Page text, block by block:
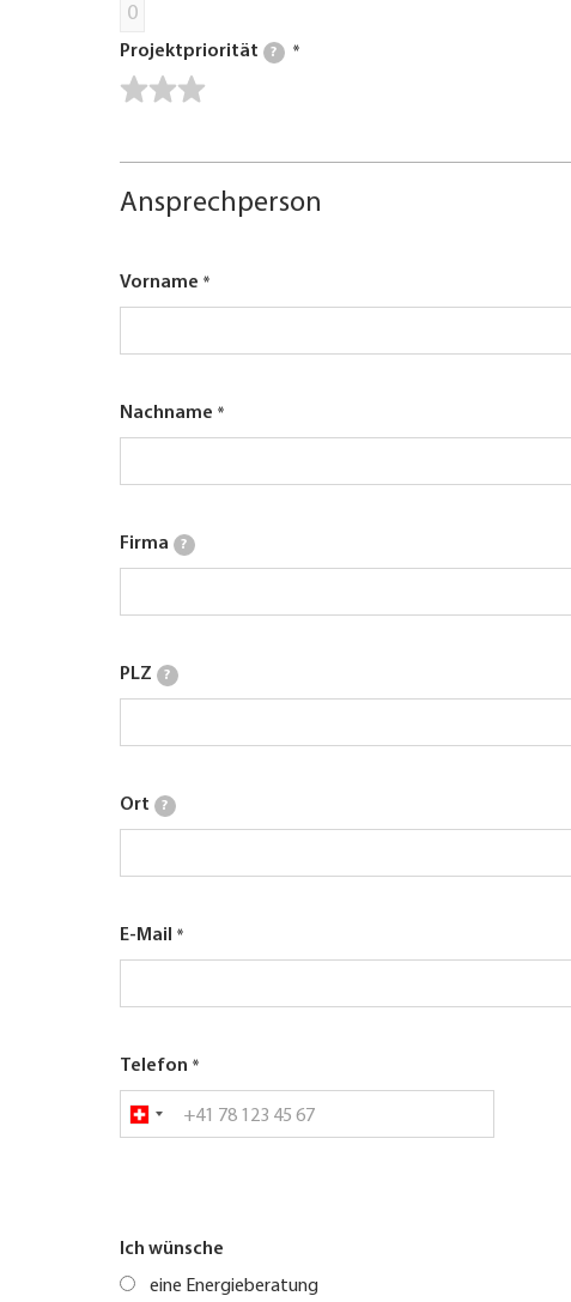
0
Projektpriorität ?
Ansprechperson
Vorname
Nachname
Firma ?
PLZ ?
Ort ?
E-Mail
Telefon
Ich wünsche
eine Energieberatung